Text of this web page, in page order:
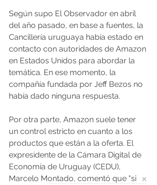
Según supo El Observador en abril
del año pasado, en base a fuentes, la
Cancillería uruguaya había estado en
contacto con autoridades de Amazon
en Estados Unidos para abordar la
temática. En ese momento, la
compañía fundada por Jeff Bezos no
había dado ninguna respuesta.
Por otra parte, Amazon suele tener
un control estricto en cuanto a los
productos que están a la oferta. El
expresidente de la Cámara Digital de
Economía de Uruguay (CEDU),
Marcelo Montado, comentó que "si